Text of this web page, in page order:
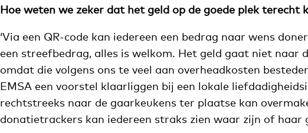
Hoe weten we zeker dat het geld op de goede plek terecht
‘Via een QR-code kan iedereen een bedrag naar wens
een streefbedrag, alles is welkom. Het geld gaat niet naar
omdat die volgens ons te veel aan overheadkosten
EMSA een voorstel klaarliggen bij een lokale
rechtstreeks naar de gaarkeukens ter plaatse kan
donatietrackers kan iedereen straks zien waar zijn of haar